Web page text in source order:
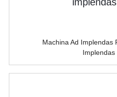
Machina Ad Implendas
Implendas